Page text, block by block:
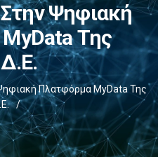
Ψηφιακή
Της
Πλατφόρμα MyData Της
/